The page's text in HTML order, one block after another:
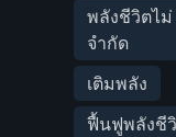
พลังชีวิตไม่
จำกัด
เติมพลัง
ฟื้นฟูพลังชี